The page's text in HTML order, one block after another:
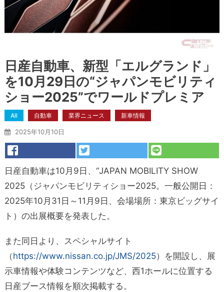
日産自動車、新型「エルグランド」
を10月29日の“ジャパンモビリティ
ショー2025”でワールドプレミア
All 自動車 業界ニュース 新車情報
2025年10月10日
日産自動車は10月9日、“JAPAN MOBILITY SHOW
2025（ジャパンモビリティショー2025。一般公開日：
2025年10月31日～11月9日、会場場所：東京ビッグサイ
ト）の出展概要を発表した。
また同日より、スペシャルサイト
（https://www.nissan.co.jp/JMS/2025）を開設し、展
示車情報や体験コンテンツなど、西1ホールに位置する
日産ブース情報を順次掲載する。